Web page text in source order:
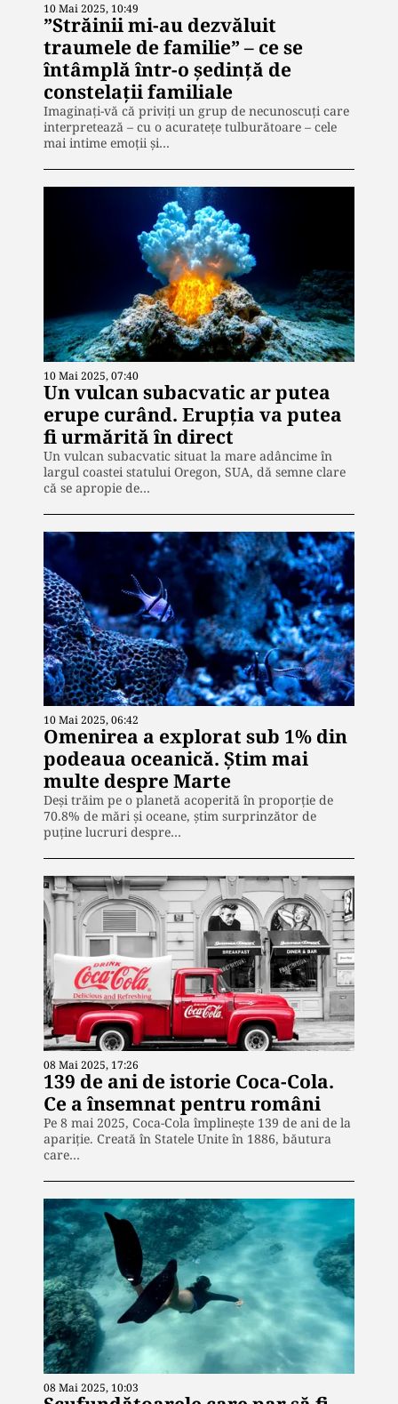
10 Mai 2025, 10:49
”Străinii mi-au dezvăluit
traumele de familie” – ce se
întâmplă într-o ședință de
constelații familiale
Imaginați-vă că priviți un grup de necunoscuți care
interpretează – cu o acuratețe tulburătoare – cele
mai intime emoții și…
10 Mai 2025, 07:40
Un vulcan subacvatic ar putea
erupe curând. Erupția va putea
fi urmărită în direct
Un vulcan subacvatic situat la mare adâncime în
largul coastei statului Oregon, SUA, dă semne clare
că se apropie de…
10 Mai 2025, 06:42
Omenirea a explorat sub 1% din
podeaua oceanică. Știm mai
multe despre Marte
Deși trăim pe o planetă acoperită în proporție de
70.8% de mări și oceane, știm surprinzător de
puține lucruri despre…
08 Mai 2025, 17:26
139 de ani de istorie Coca-Cola.
Ce a însemnat pentru români
Pe 8 mai 2025, Coca-Cola împlinește 139 de ani de la
apariție. Creată în Statele Unite în 1886, băutura
care…
08 Mai 2025, 10:03